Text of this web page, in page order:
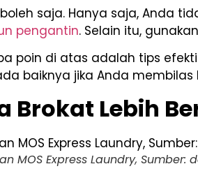
saja. Hanya saja, Anda
pengantin. Selain itu,
poin di atas adalah tips
baiknya jika Anda
Brokat Lebih
MOS Express Laundry, Sumber: